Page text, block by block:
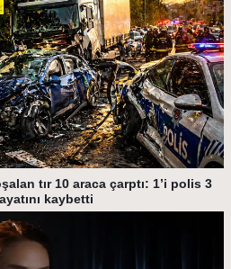
tır 10 araca çarptı: 1’i polis 3
kaybetti